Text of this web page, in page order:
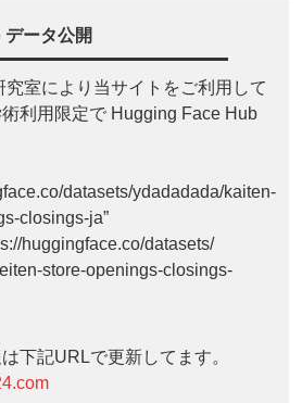
ータ公開
室により当サイトをご利用して
利用限定で Hugging Face Hub
datasets/ydadadada/kaiten-
closings-ja”
huggingface.co/datasets/
store-openings-closings-
下記URLで更新してます。